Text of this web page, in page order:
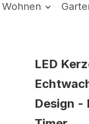
Wohnen
LED
Design -